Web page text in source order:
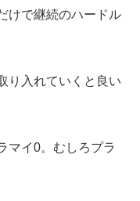
けで継続のハードル
り入れていくと良い
マイ0。むしろプラ